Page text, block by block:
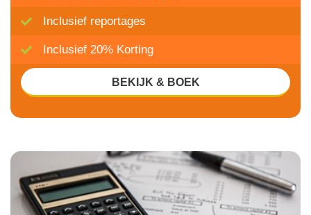
Inclusief reportages
Inclusief 20% Korting
BEKIJK & BOEK